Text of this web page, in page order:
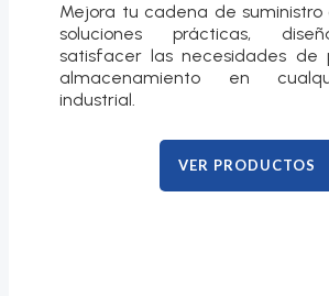
Mejora tu cadena de suministro
soluciones prácticas,
satisfacer las necesidades de
almacenamiento en
industrial.
VER PRODUCTOS